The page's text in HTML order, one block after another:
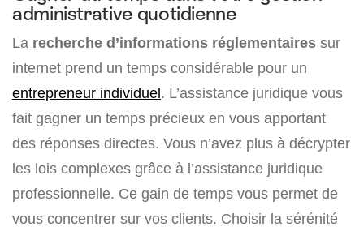
administrative quotidienne
La recherche d’informations réglementaires sur
internet prend un temps considérable pour un
entrepreneur individuel. L’assistance juridique vous
fait gagner un temps précieux en vous apportant
des réponses directes. Vous n’avez plus à décrypter
les lois complexes grâce à l’assistance juridique
professionnelle. Ce gain de temps vous permet de
vous concentrer sur vos clients. Choisir la sérénité